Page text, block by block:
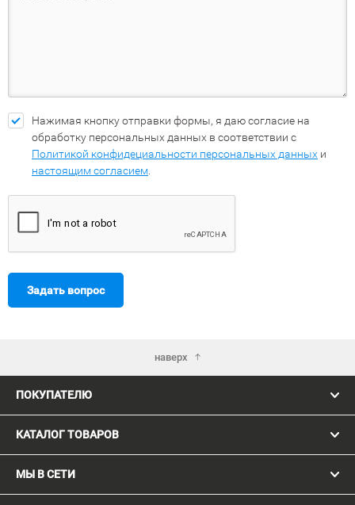
Нажимая кнопку отправки формы, я даю согласие на
обработку персональных данных в соответствии с
Политикой конфидециальности персональных данных и
настоящим согласием
Задать вопрос
наверх
ПОКУПАТЕЛЮ
КАТАЛОГ ТОВАРОВ
МЫ В СЕТИ